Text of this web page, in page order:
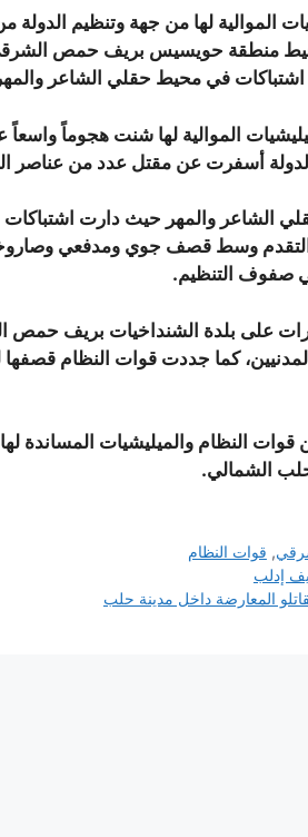
الموالية لها من جهة وتنظيم الدولة
الثاني/نوفمبر 2016، في محيط منطقة حويسيس بريف
اشتباكات في محيط حقلي الشاعر
الموالية لها شنت هجوماً
أسفرت عن مقتل عدد من عناصر
الشاعر والمهر حيث دارت اشتباكات
التقدم وسط قصف جوي ومدفعي
صفوف التنظيم.
على بلدة الشنداخيات بريف حمص
كما جددت قوات النظام
النظام والميليشيات المساندة لها
الشمالي.
, قوات النظام
إدلب
المعارضة داخل مدينة حلب